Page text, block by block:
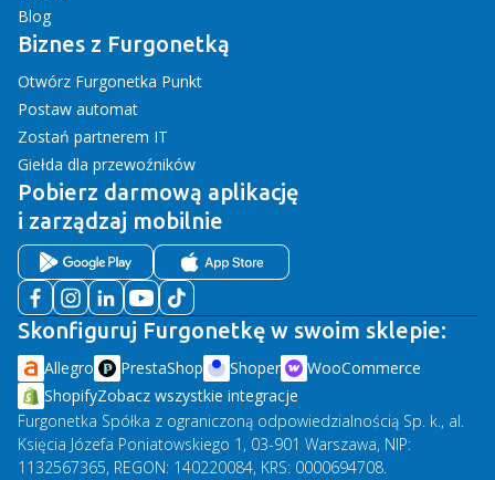
Blog
Biznes z Furgonetką
Otwórz Furgonetka Punkt
Postaw automat
Zostań partnerem IT
Giełda dla przewoźników
Pobierz darmową aplikację
i zarządzaj mobilnie
Skonfiguruj Furgonetkę w swoim sklepie:
Allegro PrestaShop Shoper
WooCommerce
ShopifyZobacz wszystkie integracje
Furgonetka Spółka z ograniczoną odpowiedzialnością Sp. k., al.
Księcia Józefa Poniatowskiego 1, 03-901 Warszawa, NIP:
1132567365, REGON: 140220084, KRS: 0000694708.